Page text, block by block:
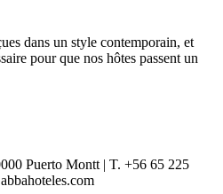
dans un style contemporain, et
pour que nos hôtes passent un
Puerto Montt | T. +56 65 225